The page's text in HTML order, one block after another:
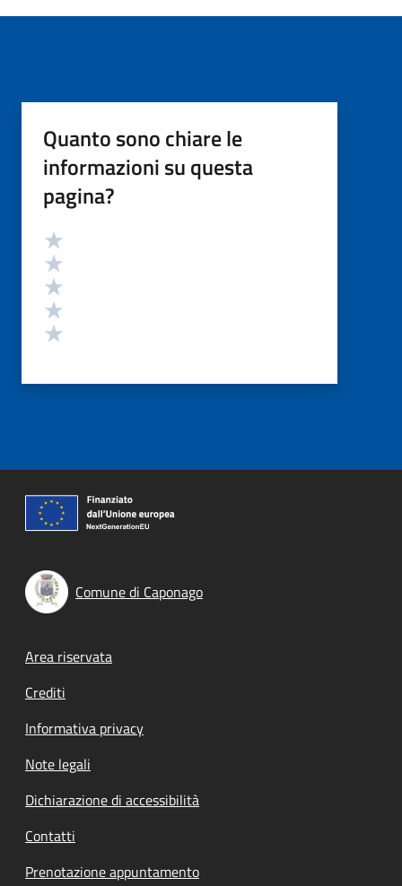
Quanto sono chiare le
informazioni su questa
pagina?
Valutazione
Comune di Caponago
Footer menu
Area riservata
Crediti
Informativa privacy
Note legali
Dichiarazione di accessibilità
Contatti
Prenotazione appuntamento